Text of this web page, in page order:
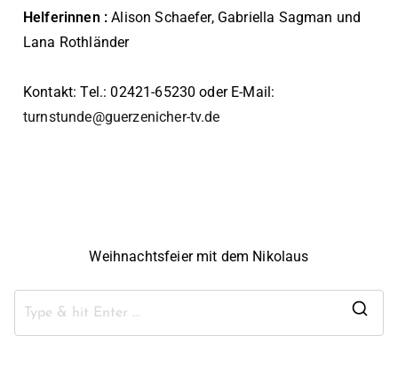
Helferinnen : Alison Schaefer, Gabriella Sagman und
Lana Rothländer
Kontakt: Tel.: 02421-65230 oder E-Mail:
turnstunde@guerzenicher-tv.de
Weihnachtsfeier mit dem Nikolaus